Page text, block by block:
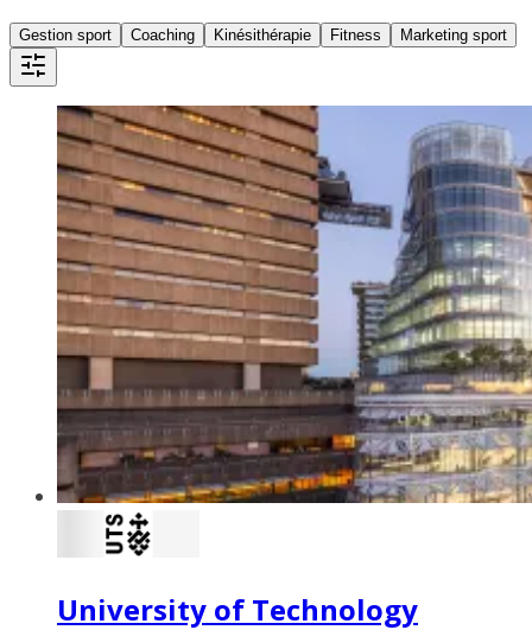
Gestion sport Coaching Kinésithérapie Fitness Marketing sport
University of Technology